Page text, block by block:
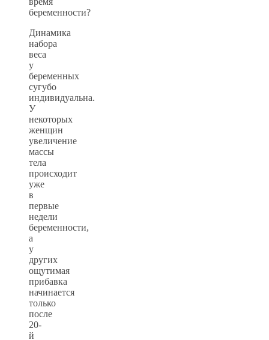
беременности?
Динамика
набора
веса
у
беременных
сугубо
индивидуальна.
У
некоторых
женщин
увеличение
массы
тела
происходит
уже
в
первые
недели
беременности,
а
у
других
ощутимая
прибавка
начинается
только
после
20-
й